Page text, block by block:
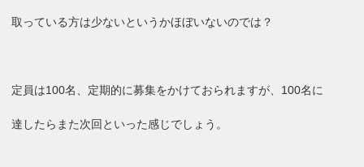
取っている方は少ないというかほぼいないのでは？
定員は100名、定期的に募集をかけておられますが、100名に
達したらまた次回といった感じでしょう。